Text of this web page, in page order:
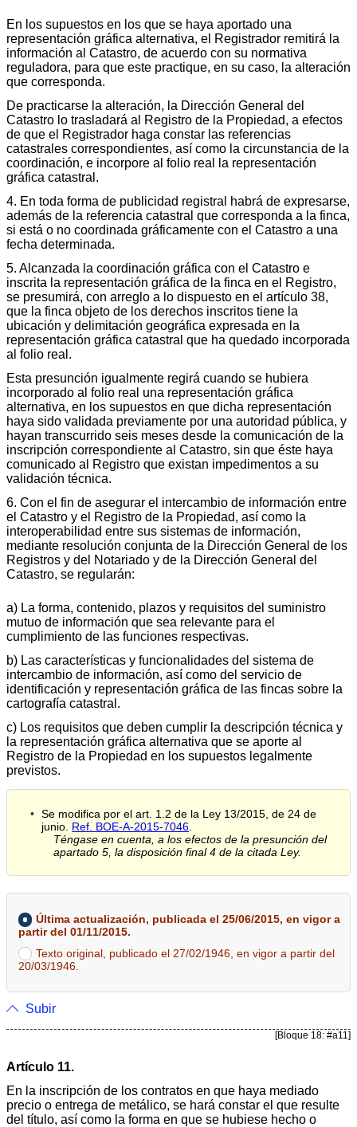
En los supuestos en los que se haya aportado una
representación gráfica alternativa, el Registrador remitirá la
información al Catastro, de acuerdo con su normativa
reguladora, para que este practique, en su caso, la alteración
que corresponda.
De practicarse la alteración, la Dirección General del
Catastro lo trasladará al Registro de la Propiedad, a efectos
de que el Registrador haga constar las referencias
catastrales correspondientes, así como la circunstancia de la
coordinación, e incorpore al folio real la representación
gráfica catastral.
4. En toda forma de publicidad registral habrá de expresarse,
además de la referencia catastral que corresponda a la finca,
si está o no coordinada gráficamente con el Catastro a una
fecha determinada.
5. Alcanzada la coordinación gráfica con el Catastro e
inscrita la representación gráfica de la finca en el Registro,
se presumirá, con arreglo a lo dispuesto en el artículo 38,
que la finca objeto de los derechos inscritos tiene la
ubicación y delimitación geográfica expresada en la
representación gráfica catastral que ha quedado incorporada
al folio real.
Esta presunción igualmente regirá cuando se hubiera
incorporado al folio real una representación gráfica
alternativa, en los supuestos en que dicha representación
haya sido validada previamente por una autoridad pública, y
hayan transcurrido seis meses desde la comunicación de la
inscripción correspondiente al Catastro, sin que éste haya
comunicado al Registro que existan impedimentos a su
validación técnica.
6. Con el fin de asegurar el intercambio de información entre
el Catastro y el Registro de la Propiedad, así como la
interoperabilidad entre sus sistemas de información,
mediante resolución conjunta de la Dirección General de los
Registros y del Notariado y de la Dirección General del
Catastro, se regularán:
a) La forma, contenido, plazos y requisitos del suministro
mutuo de información que sea relevante para el
cumplimiento de las funciones respectivas.
b) Las características y funcionalidades del sistema de
intercambio de información, así como del servicio de
identificación y representación gráfica de las fincas sobre la
cartografía catastral.
c) Los requisitos que deben cumplir la descripción técnica y
la representación gráfica alternativa que se aporte al
Registro de la Propiedad en los supuestos legalmente
previstos.
Se modifica por el art. 1.2 de la Ley 13/2015, de 24 de
junio. Ref. BOE-A-2015-7046
Téngase en cuenta, a los efectos de la presunción del
apartado 5, la disposición final 4 de la citada Ley.
Última actualización, publicada el 25/06/2015, en vigor a
partir del 01/11/2015.
Texto original, publicado el 27/02/1946, en vigor a partir del
20/03/1946.
Subir
[Bloque 18: #a11]
Artículo 11.
En la inscripción de los contratos en que haya mediado
precio o entrega de metálico, se hará constar el que resulte
del título, así como la forma en que se hubiese hecho o